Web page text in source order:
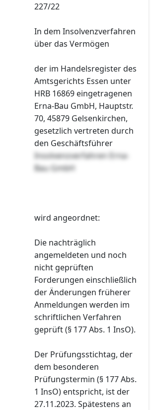
227/22
In dem Insolvenzverfahren
über das Vermögen
der im Handelsregister des
Amtsgerichts Essen unter
HRB 16869 eingetragenen
Erna-Bau GmbH, Hauptstr.
70, 45879 Gelsenkirchen,
gesetzlich vertreten durch
den Geschäftsführer
Insolvenzverfahren Erna-
Bau GmbH
wird angeordnet:
Die nachträglich
angemeldeten und noch
nicht geprüften
Forderungen einschließlich
der Änderungen früherer
Anmeldungen werden im
schriftlichen Verfahren
geprüft (§ 177 Abs. 1 InsO).
Der Prüfungsstichtag, der
dem besonderen
Prüfungstermin (§ 177 Abs.
1 InsO) entspricht, ist der
27.11.2023. Spätestens an